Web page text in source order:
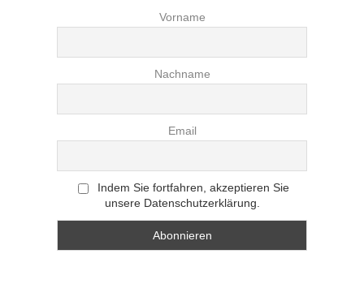
Vorname
Nachname
Email
Indem Sie fortfahren, akzeptieren Sie
unsere Datenschutzerklärung.